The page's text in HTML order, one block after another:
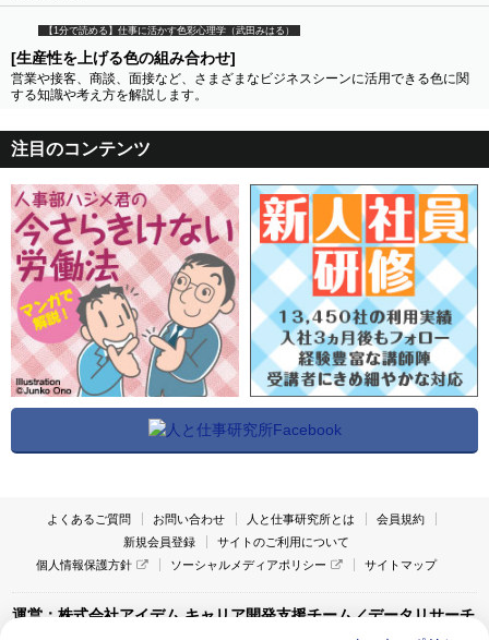
【1分で読める】仕事に活かす色彩心理学（武田みはる）
[生産性を上げる色の組み合わせ]
営業や接客、商談、面接など、さまざまなビジネスシーンに活用できる色に関
する知識や考え方を解説します。
注目のコンテンツ
よくあるご質問 お問い合わせ 人と仕事研究所とは
会員規約
新規会員登録
サイトのご利用について
個人情報保護方針
ソーシャルメディアポリシー サイトマップ
運営：株式会社アイデム キャリア開発支援チーム／データリサーチ